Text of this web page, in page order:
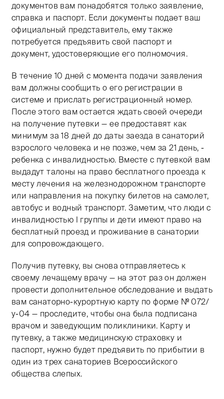
документов вам понадобятся только заявление,
справка и паспорт. Если документы подает ваш
официальный представитель, ему также
потребуется предъявить свой паспорт и
документ, удостоверяющие его полномочия.
В течение 10 дней с момента подачи заявления
вам должны сообщить о его регистрации в
системе и прислать регистрационный номер.
После этого вам остается ждать своей очереди
на получение путевки — ее предоставят как
минимум за 18 дней до даты заезда в санаторий
взрослого человека и не позже, чем за 21 день, -
ребенка с инвалидностью. Вместе с путевкой вам
выдадут талоны на право бесплатного проезда к
месту лечения на железнодорожном транспорте
или направления на покупку билетов на самолет,
автобус и водный транспорт. Заметим, что люди с
инвалидностью I группы и дети имеют право на
бесплатный проезд и проживание в санатории
для сопровождающего.
Получив путевку, вы снова отправляетесь к
своему лечащему врачу — на этот раз он должен
провести дополнительное обследование и выдать
вам санаторно-курортную карту по форме № 072/
у-04 — проследите, чтобы она была подписана
врачом и заведующим поликлиники. Карту и
путевку, а также медицинскую страховку и
паспорт, нужно будет предъявить по прибытии в
один из трех санаториев Всероссийского
общества слепых.